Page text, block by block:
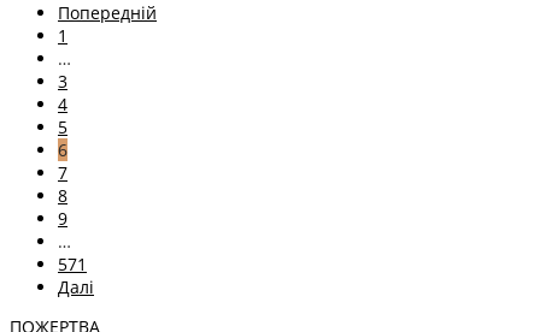
Попередній
1
…
3
4
5
6
7
8
9
…
571
Далі
ПОЖЕРТВА